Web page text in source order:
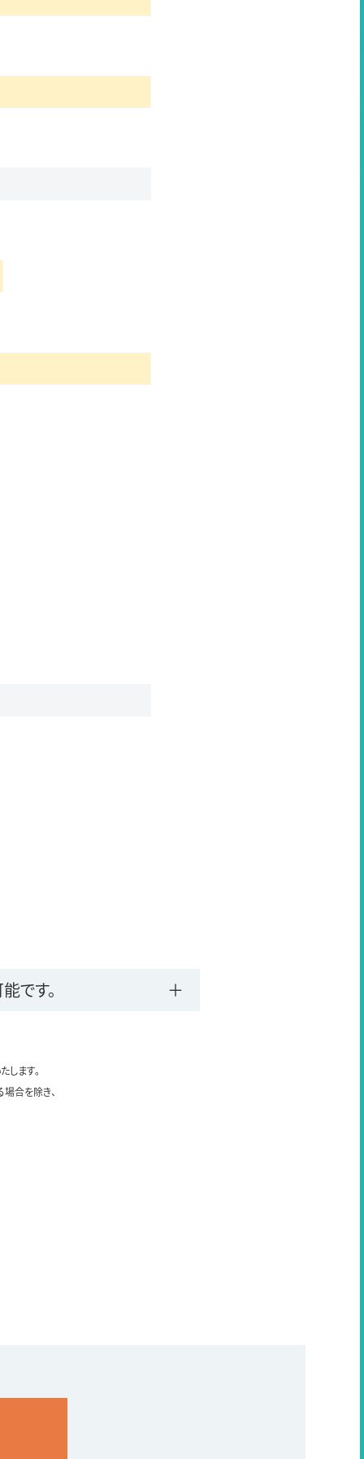
です。
ます。
合を除き、